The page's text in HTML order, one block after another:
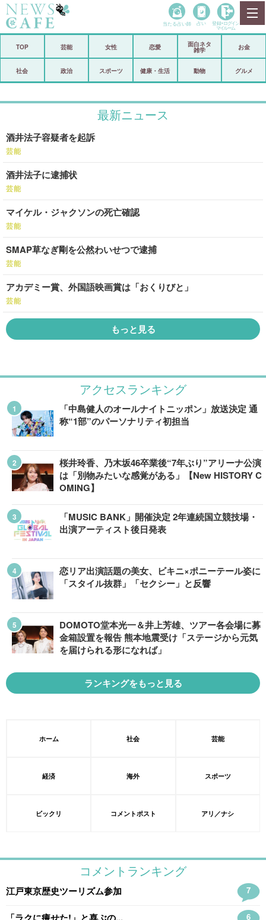
政治
スポーツ
恋愛
コメントポスト アリ／ナシ
当たる占い師 占い 登録• ログイン
マイルーム
TOP 芸能 女性 恋愛
面白ネタ
雑学
お金
社会 政治 スポーツ 健康・生活 動物 グルメ
最新ニュース
酒井法子容疑者を起訴
芸能
酒井法子に逮捕状
芸能
マイケル・ジャクソンの死亡確認
芸能
SMAP草なぎ剛を公然わいせつで逮捕
芸能
アカデミー賞、外国語映画賞は「おくりびと」
芸能
もっと見る
アクセスランキング
「中島健人のオールナイトニッポン」放送決定 通
称“1部”のパーソナリティ初担当
桜井玲香、乃木坂46卒業後“7年ぶり”アリーナ公演
は「別物みたいな感覚がある」【New HISTORY C
OMING】
「MUSIC BANK」開催決定 2年連続国立競技場・
出演アーティスト後日発表
恋リア出演話題の美女、ビキニ×ポニーテール姿に
「スタイル抜群」「セクシー」と反響
DOMOTO堂本光一＆井上芳雄、ツアー各会場に募
金箱設置を報告 熊本地震受け「ステージから元気
を届けられる形になれば」
ランキングをもっと見る
ホーム 社会 芸能
経済 海外 スポーツ
ビックリ コメントポスト アリ／ナシ